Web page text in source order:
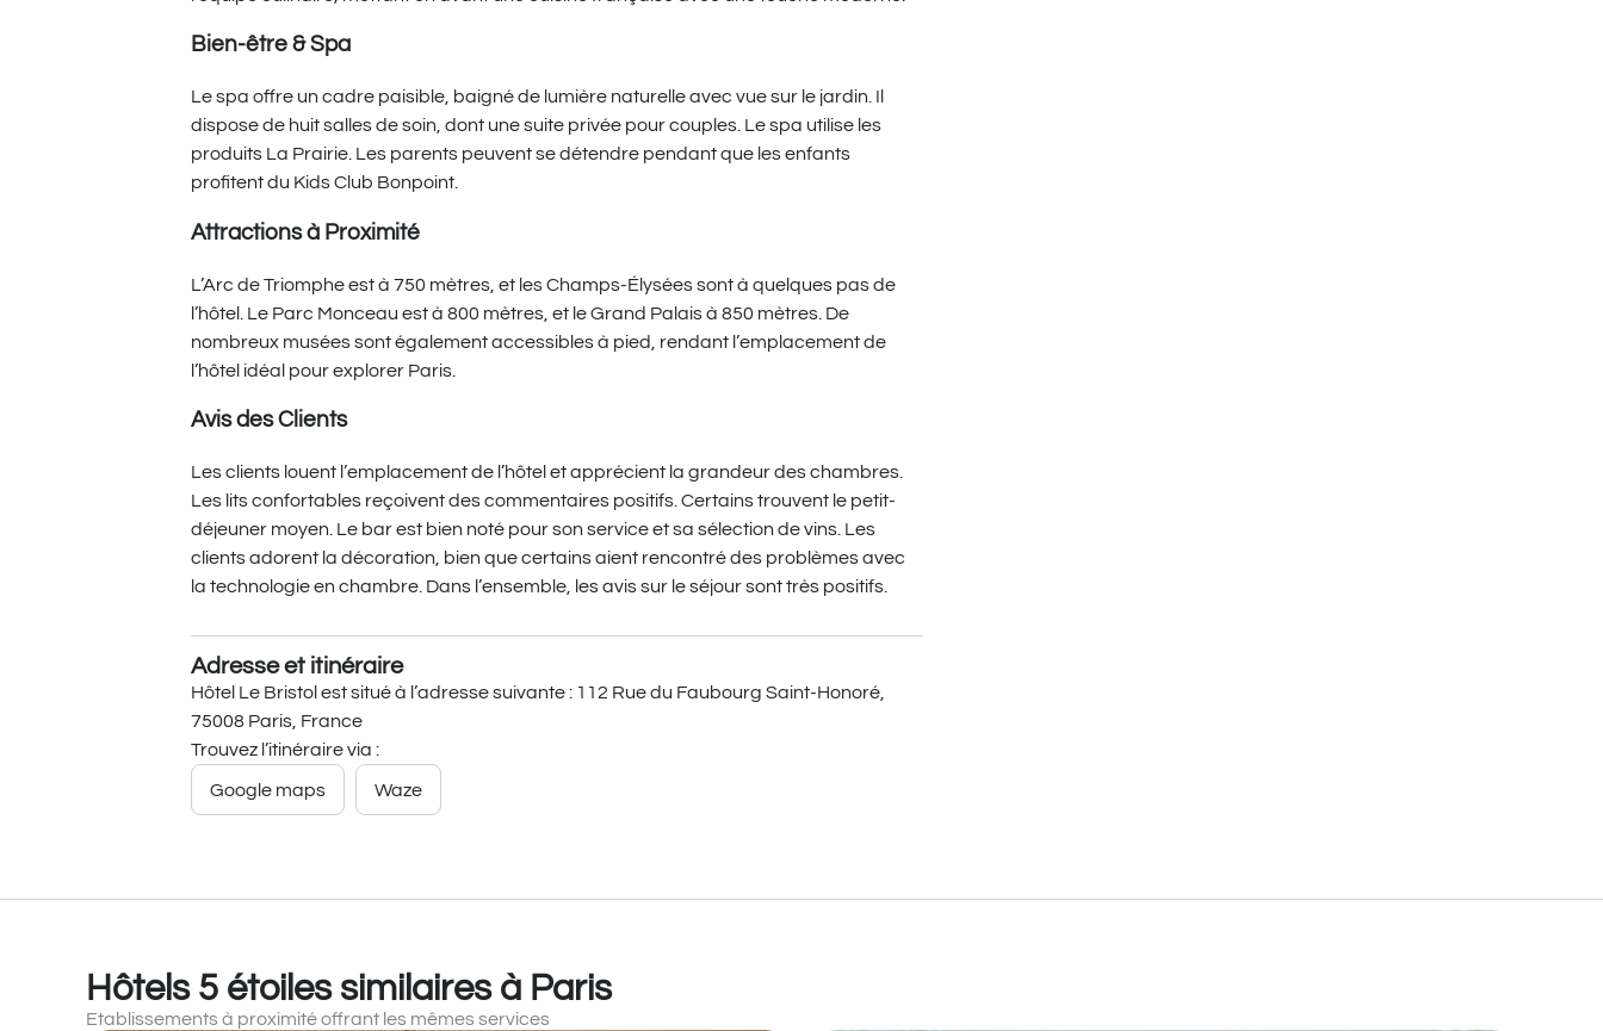
Bien-être & Spa
Le spa offre un cadre paisible, baigné de lumière naturelle avec vue sur le jardin. Il
dispose de huit salles de soin, dont une suite privée pour couples. Le spa utilise les
produits La Prairie. Les parents peuvent se détendre pendant que les enfants
profitent du Kids Club Bonpoint.
Attractions à Proximité
L’Arc de Triomphe est à 750 mètres, et les Champs-Élysées sont à quelques pas de
l’hôtel. Le Parc Monceau est à 800 mètres, et le Grand Palais à 850 mètres. De
nombreux musées sont également accessibles à pied, rendant l’emplacement de
l’hôtel idéal pour explorer Paris.
Avis des Clients
Les clients louent l’emplacement de l’hôtel et apprécient la grandeur des chambres.
Les lits confortables reçoivent des commentaires positifs. Certains trouvent le petit-
déjeuner moyen. Le bar est bien noté pour son service et sa sélection de vins. Les
clients adorent la décoration, bien que certains aient rencontré des problèmes avec
la technologie en chambre. Dans l’ensemble, les avis sur le séjour sont très positifs.
Adresse et itinéraire
Hôtel Le Bristol est situé à l’adresse suivante : 112 Rue du Faubourg Saint-Honoré,
75008 Paris, France
Trouvez l’itinéraire via :
Google maps Waze
Hôtels 5 étoiles similaires à Paris
Etablissements à proximité offrant les mêmes services